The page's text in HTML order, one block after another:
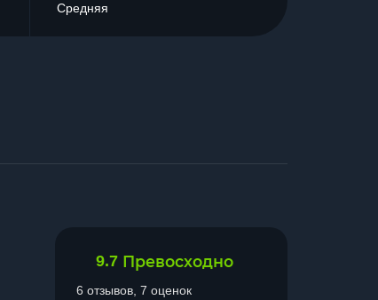
Средняя
9.7 Превосходно
6 отзывов, 7 оценок